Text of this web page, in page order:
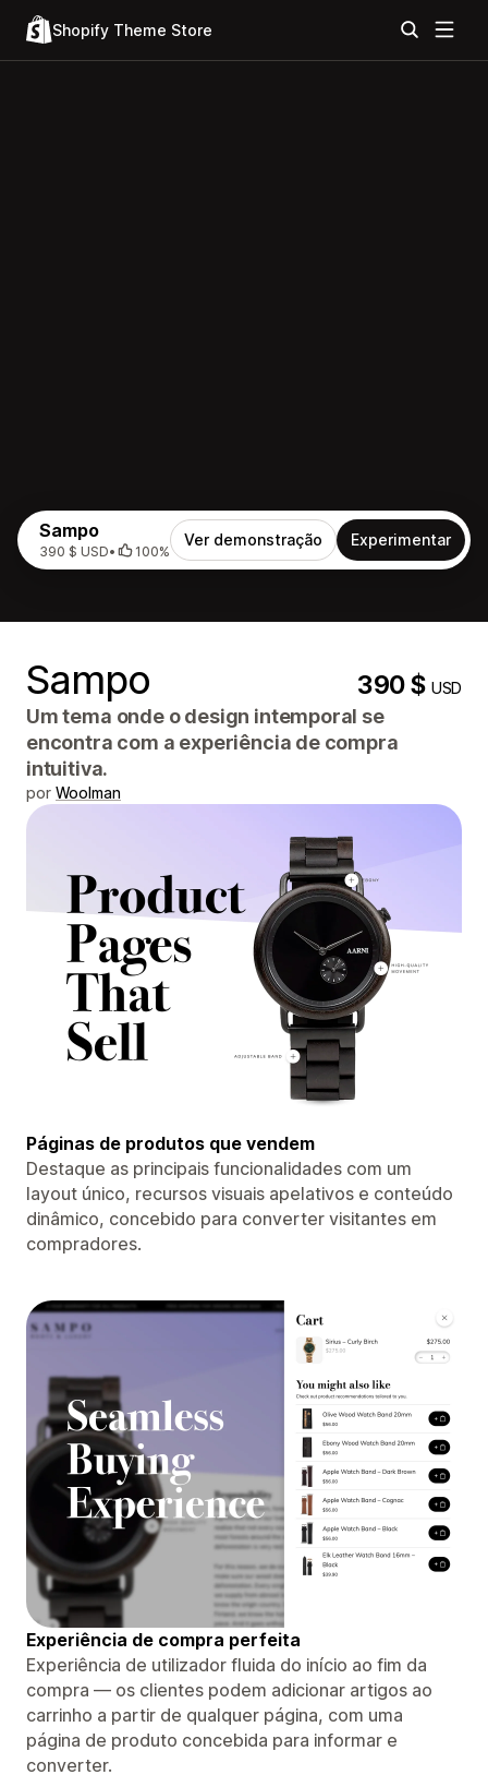
Shopify Theme Store
Sampo
390 $ USD• 100%
Ver demonstração Experimentar
Sampo 390 $USD
Um tema onde o design intemporal se
encontra com a experiência de compra
intuitiva.
por Woolman
Páginas de produtos que vendem
Destaque as principais funcionalidades com um
layout único, recursos visuais apelativos e conteúdo
dinâmico, concebido para converter visitantes em
compradores.
Experiência de compra perfeita
Experiência de utilizador fluida do início ao fim da
compra — os clientes podem adicionar artigos ao
carrinho a partir de qualquer página, com uma
página de produto concebida para informar e
converter.